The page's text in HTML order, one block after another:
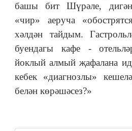
башы бит Шүрәле,
«чир» аеруча
хәлдән тайдым.
буендагы кафе -
йоклый алмый җафалана
кебек «диагнозлы»
белән көрәшәсез?»